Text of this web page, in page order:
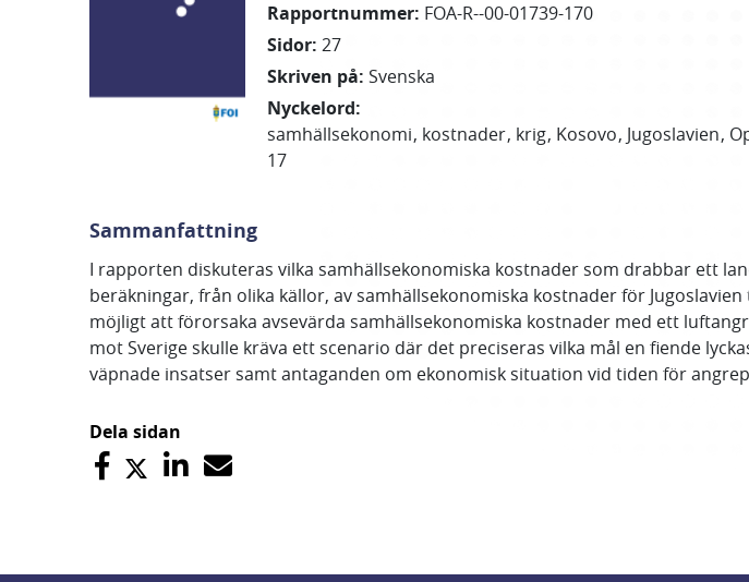
Rapportnummer: FOA-R--00-01739-170
Sidor: 27
Skriven på: Svenska
Nyckelord:
samhällsekonomi kostnader krig Kosovo Jugoslavien
17
Sammanfattning
I rapporten diskuteras vilka samhällsekonomiska kostnader som drabbar ett
beräkningar, från olika källor, av samhällsekonomiska kostnader för
möjligt att förorsaka avsevärda samhällsekonomiska kostnader med ett
mot Sverige skulle kräva ett scenario där det preciseras vilka mål en fiende
väpnade insatser samt antaganden om ekonomisk situation vid tiden för
Dela sidan